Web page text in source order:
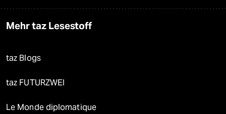
Mehr taz Lesestoff
taz Blogs
taz FUTURZWEI
Le Monde diplomatique